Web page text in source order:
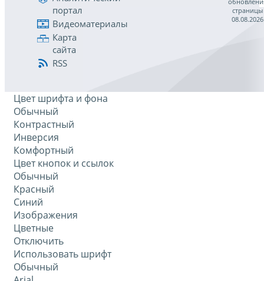
портал
Видеоматериалы
Карта
сайта
RSS
страницы
08.08.2026
Цвет шрифта и фона
Обычный
Контрастный
Инверсия
Комфортный
Цвет кнопок и ссылок
Обычный
Красный
Синий
Изображения
Цветные
Отключить
Использовать шрифт
Обычный